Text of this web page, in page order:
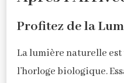
Profitez de la
La lumière naturelle
l’horloge biologique.